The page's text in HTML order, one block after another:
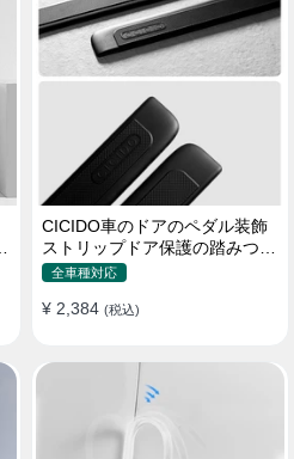
CICIDO車のドアのペダル装飾
ストリップドア保護の踏みつけ
防止
全車種対応
¥ 2,384 (税込)